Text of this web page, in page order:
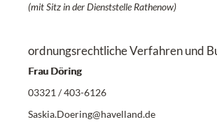
(mit Sitz in der Dienststelle Rathenow)
ordnungsrechtliche Verfahren und
Frau Döring
03321 / 403-6126
Saskia.Doering@havelland.de